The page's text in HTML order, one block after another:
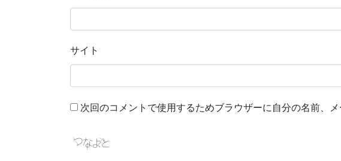
サイト
次回のコメントで使用するためブラウザーに自分の名前、